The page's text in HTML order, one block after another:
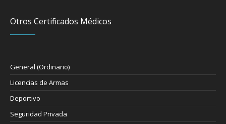
Otros Certificados Médicos
General (Ordinario)
Licencias de Armas
Deportivo
Seguridad Privada